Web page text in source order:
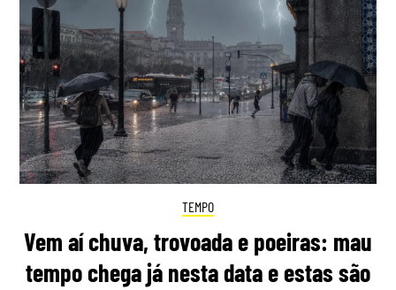
TEMPO
Vem aí chuva, trovoada e poeiras: mau
tempo chega já nesta data e estas são